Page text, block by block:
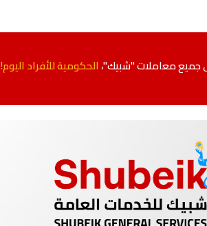
جميع معاملات "شبيك"،الحكومية للأفراد اليوم!